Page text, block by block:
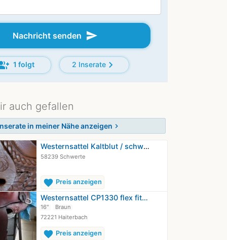
Nachricht senden send
1 folgt 2 Inseratechevron_right
auch gefallen
in meiner Nähe anzeigen chevron_right
Westernsattel Kaltblut / schweres WB
58239 Schwerte
favorite Preis anzeigen
Westernsattel CP1330 flex fit…
16"
Braun
72221 Haiterbach
favorite Preis anzeigen